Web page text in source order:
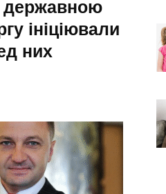
державною
ініціювали
них